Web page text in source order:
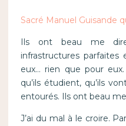
Sacré Manuel Guisande
Ils ont beau me
infrastructures
eux… rien que pour
qu’ils étudient, qu’ils
entourés. Ils ont beau
J’ai du mal à le croire.